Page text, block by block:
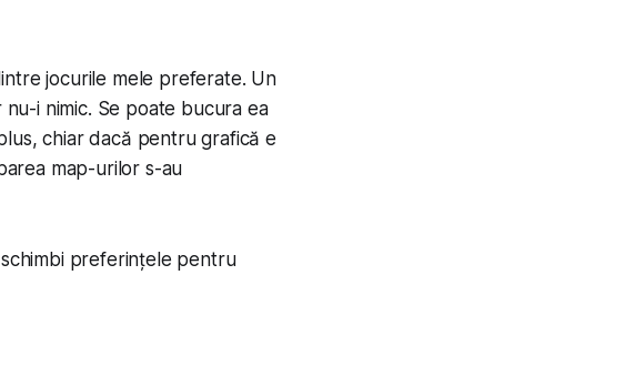
jocurile mele preferate. Un
i nimic. Se poate bucura ea
chiar dacă pentru grafică e
map-urilor s-au
preferințele pentru